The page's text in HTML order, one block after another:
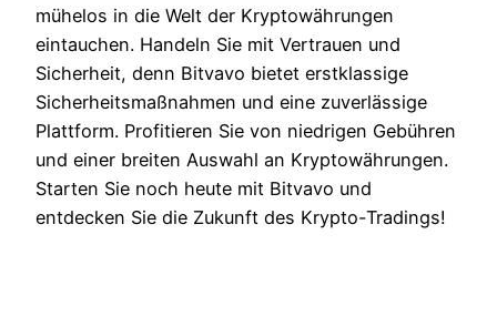
mühelos in die Welt der Kryptowährungen
eintauchen. Handeln Sie mit Vertrauen und
Sicherheit, denn Bitvavo bietet erstklassige
Sicherheitsmaßnahmen und eine zuverlässige
Plattform. Profitieren Sie von niedrigen Gebühren
und einer breiten Auswahl an Kryptowährungen.
Starten Sie noch heute mit Bitvavo und
entdecken Sie die Zukunft des Krypto-Tradings!